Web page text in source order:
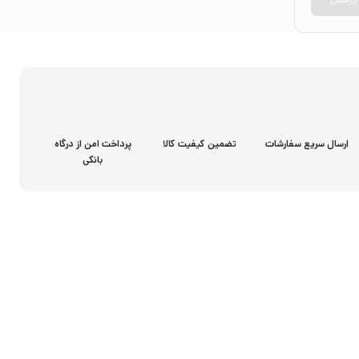
ارسال سریع سفارشات تضمین کیفیت کالا
پرداخت امن از درگاه
بانکی